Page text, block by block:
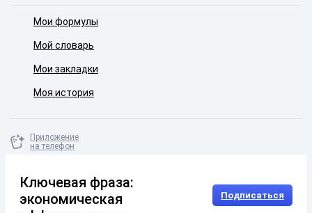
Мои формулы
Мой словарь
Мои закладки
Моя история
Приложение
на телефон
Ключевая фраза:
экономическая
Подписаться